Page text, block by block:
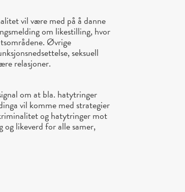
vil være med på å danne
om likestilling, hvor
Øvrige
seksuell
relasjoner.
om at bla. hatytringer
vil komme med strategier
og hatytringer mot
og likeverd for alle samer,